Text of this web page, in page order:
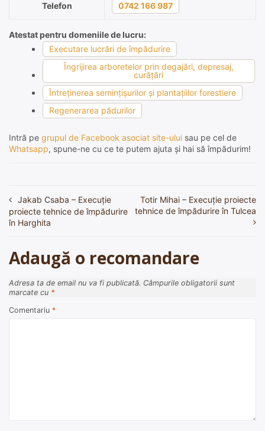
Telefon 0742 166 987
Atestat pentru domeniile de lucru:
Executare lucrări de împădurire
Îngrijirea arboretelor prin degajări, depresaj,
curăţări
Întreţinerea seminţişurilor şi plantaţiilor forestiere
Regenerarea pădurilor
Intră pe grupul de Facebook asociat site-ului sau pe cel de
Whatsapp, spune-ne cu ce te putem ajuta și hai să împădurim!
Navigare
în
Jakab Csaba – Execuție
proiecte tehnice de împădurire
în Harghita
Totir Mihai – Execuție proiecte
tehnice de împădurire în Tulcea
Adaugă o recomandare
Adresa ta de email nu va fi publicată. Câmpurile obligatorii sunt
marcate cu *
Comentariu *